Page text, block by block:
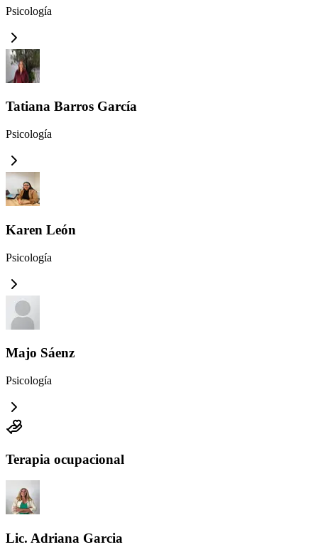
Psicología
Tatiana Barros García
Psicología
Karen León
Psicología
Majo Sáenz
Psicología
Terapia ocupacional
Lic. Adriana Garcia